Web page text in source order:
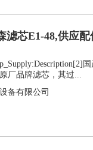
滤芯E1-48,供应配
厂品牌滤芯，其过...
备有限公司